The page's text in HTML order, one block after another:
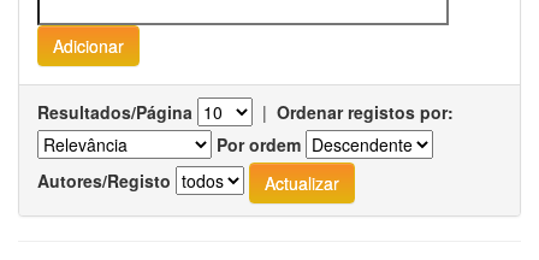
Resultados/Página | Ordenar registos por:
Por ordem
Autores/Registo